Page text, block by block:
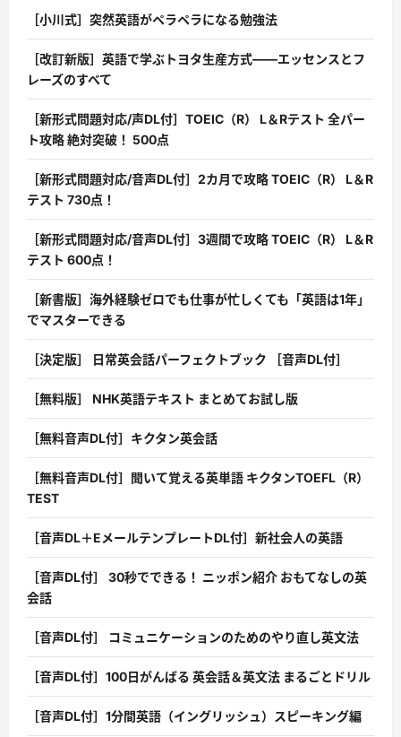
［小川式］突然英語がペラペラになる勉強法
［改訂新版］英語で学ぶトヨタ生産方式――エッセンスとフ
レーズのすべて
［新形式問題対応/声DL付］TOEIC（R） L＆Rテスト 全パー
ト攻略 絶対突破！ 500点
［新形式問題対応/音声DL付］2カ月で攻略 TOEIC（R） L＆R
テスト 730点！
［新形式問題対応/音声DL付］3週間で攻略 TOEIC（R） L＆R
テスト 600点！
［新書版］海外経験ゼロでも仕事が忙しくても「英語は1年」
でマスターできる
［決定版］ 日常英会話パーフェクトブック ［音声DL付］
［無料版］ NHK英語テキスト まとめてお試し版
［無料音声DL付］キクタン英会話
［無料音声DL付］聞いて覚える英単語 キクタンTOEFL（R）
TEST
［音声DL＋EメールテンプレートDL付］新社会人の英語
［音声DL付］ 30秒でできる！ ニッポン紹介 おもてなしの英
会話
［音声DL付］ コミュニケーションのためのやり直し英文法
［音声DL付］100日がんばる 英会話＆英文法 まるごとドリル
［音声DL付］1分間英語（イングリッシュ）スピーキング編